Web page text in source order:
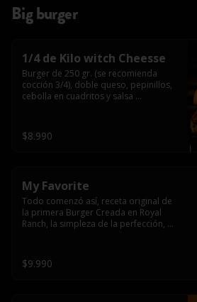
Big burger
1/4 de Kilo witch Cheesse
Burger de 250 gr. (se recomienda
cocción 3/4), doble queso, pepinillos,
cebolla en cuadritos y salsa
$8.990
My Favorite
Todo comenzó así, receta original de
la primera Burger Creada en Royal
Ranch, la simpleza de la perfección,
queso cheddar
$9.990